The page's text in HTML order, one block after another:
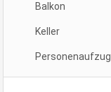
Balkon
Keller
Personenaufzug